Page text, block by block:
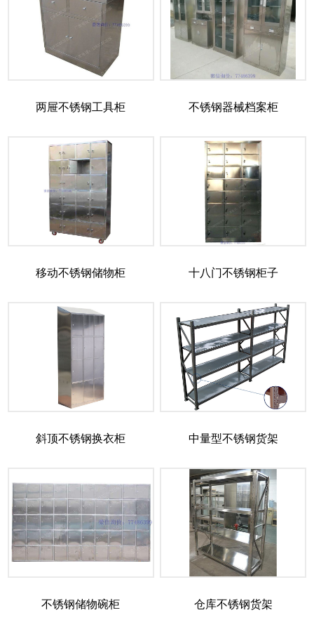
两屉不锈钢工具柜 不锈钢器械档案柜
移动不锈钢储物柜 十八门不锈钢柜子
斜顶不锈钢换衣柜 中量型不锈钢货架
不锈钢储物碗柜 仓库不锈钢货架